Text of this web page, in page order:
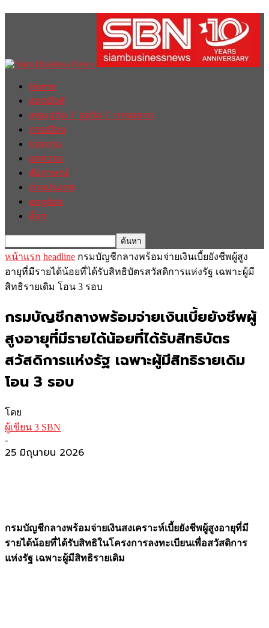
Home
ฮอตนิวส์
เศรษฐกิจ / ธุรกิจ / การตลาด
การเมือง
รายงาน
บทความ
สัมภาษณ์
ต่างประเทศ
english
อื่นๆ
หน้าแรก headline กรมบัญชีกลางพร้อมจ่ายเงินเบี้ยยังชีพผู้สูง
อายุที่มีรายได้น้อยที่ได้รับสิทธิบัตรสวัสดิการแห่งรัฐ เฉพาะผู้มี
สิทธิรายเดิม โอน 3 รอบ
กรมบัญชีกลางพร้อมจ่ายเงินเบี้ยยังชีพผู้
สูงอายุที่มีรายได้น้อยที่ได้รับสิทธิบัตร
สวัสดิการแห่งรัฐ เฉพาะผู้มีสิทธิรายเดิม
โอน 3 รอบ
โดย
ผู้เขียน 3 SBN
-
25 มิถุนายน 2026
กรมบัญชีกลางพร้อมจ่ายเงินสงเคราะห์เบี้ยยังชีพผู้สูงอายุที่มี
รายได้น้อยที่ได้รับสิทธิในโครงการลงทะเบียนเพื่อสวัสดิการ
แห่งรัฐ เฉพาะผู้มีสิทธิรายเดิม